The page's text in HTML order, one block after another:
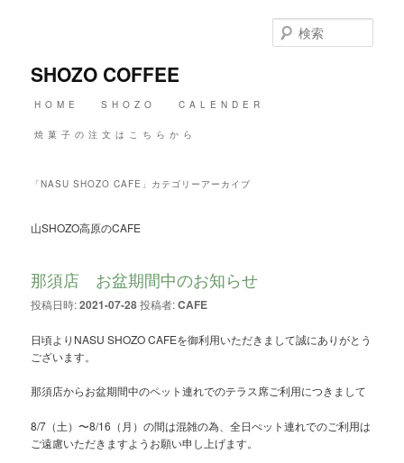
SHOZO COFFEE
索
HOME SHOZO CALENDER
焼菓子の注文はこちらから
「NASU SHOZO CAFE 」カテゴリーアーカイブ
山SHOZO高原のCAFE
那須店 お盆期間中のお知らせ
投稿日時:2021-07-28投稿者:CAFE
日頃よりNASU SHOZO CAFEを御利用いただきまして誠にありがとう
ございます。
那須店からお盆期間中のペット連れでのテラス席ご利用につきまして
8/7（土）〜8/16（月）の間は混雑の為、全日ぺット連れでのご利用は
ご遠慮いただきますようお願い申し上げます。